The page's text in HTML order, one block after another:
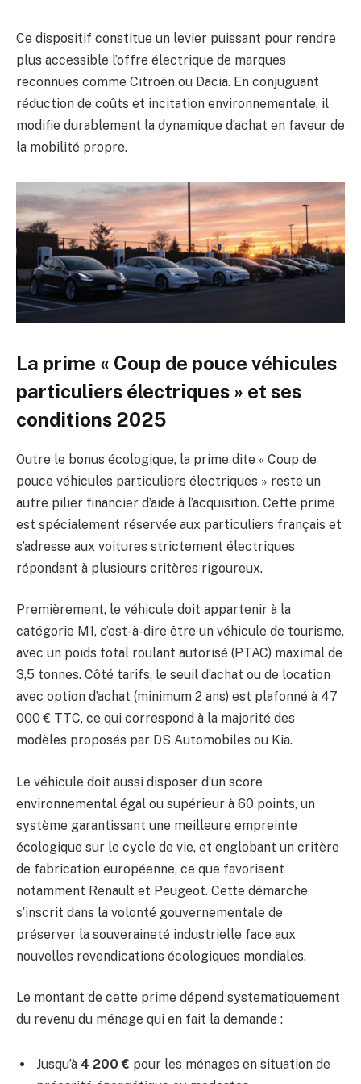
Ce dispositif constitue un levier puissant pour rendre
plus accessible l’offre électrique de marques
reconnues comme Citroën ou Dacia. En conjuguant
réduction de coûts et incitation environnementale, il
modifie durablement la dynamique d’achat en faveur de
la mobilité propre.
La prime « Coup de pouce véhicules
particuliers électriques » et ses
conditions 2025
Outre le bonus écologique, la prime dite « Coup de
pouce véhicules particuliers électriques » reste un
autre pilier financier d’aide à l’acquisition. Cette prime
est spécialement réservée aux particuliers français et
s’adresse aux voitures strictement électriques
répondant à plusieurs critères rigoureux.
Premièrement, le véhicule doit appartenir à la
catégorie M1, c’est-à-dire être un véhicule de tourisme,
avec un poids total roulant autorisé (PTAC) maximal de
3,5 tonnes. Côté tarifs, le seuil d’achat ou de location
avec option d’achat (minimum 2 ans) est plafonné à 47
000 € TTC, ce qui correspond à la majorité des
modèles proposés par DS Automobiles ou Kia.
Le véhicule doit aussi disposer d’un score
environnemental égal ou supérieur à 60 points, un
système garantissant une meilleure empreinte
écologique sur le cycle de vie, et englobant un critère
de fabrication européenne, ce que favorisent
notamment Renault et Peugeot. Cette démarche
s’inscrit dans la volonté gouvernementale de
préserver la souveraineté industrielle face aux
nouvelles revendications écologiques mondiales.
Le montant de cette prime dépend systematiquement
du revenu du ménage qui en fait la demande :
Jusqu’à 4 200 € pour les ménages en situation de